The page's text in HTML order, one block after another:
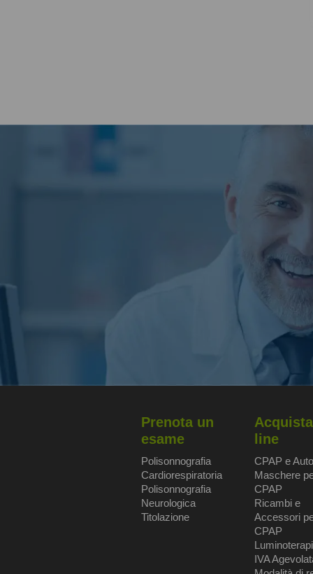
Prenota un
esame
Polisonnografia
Cardiorespiratoria
Polisonnografia
Neurologica
Titolazione
line
CPAP e
Maschere
CPAP
Ricambi e
Accessori
CPAP
IVA